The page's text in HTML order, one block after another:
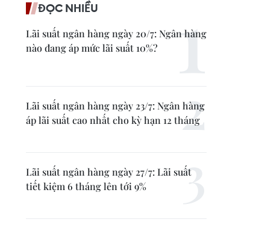
ĐỌC NHIỀU
Lãi suất ngân hàng ngày 20/7: Ngân hàng
nào đang áp mức lãi suất 10%?
Lãi suất ngân hàng ngày 23/7: Ngân hàng
áp lãi suất cao nhất cho kỳ hạn 12 tháng
Lãi suất ngân hàng ngày 27/7: Lãi suất
tiết kiệm 6 tháng lên tới 9%